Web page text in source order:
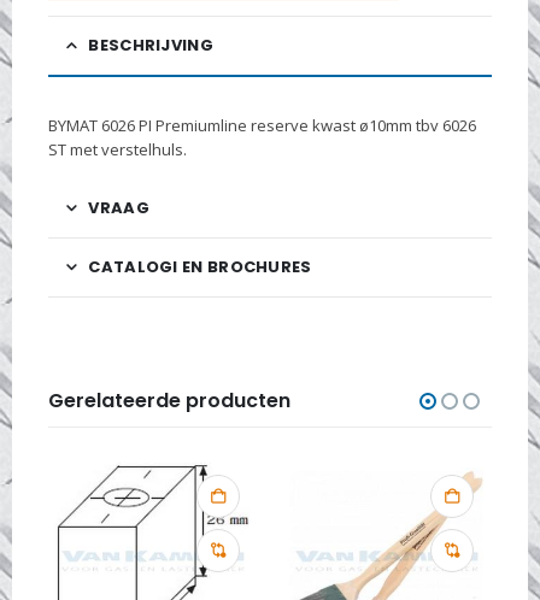
BESCHRIJVING
BYMAT 6026 PI Premiumline reserve kwast ø10mm tbv 6026
ST met verstelhuls.
VRAAG
CATALOGI EN BROCHURES
Gerelateerde producten